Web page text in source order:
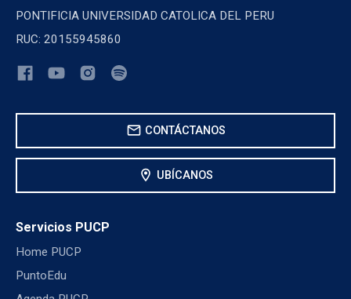
PONTIFICIA UNIVERSIDAD CATOLICA DEL PERU
RUC: 20155945860
mail CONTÁCTANOS
location_on UBÍCANOS
Servicios PUCP
Home PUCP
PuntoEdu